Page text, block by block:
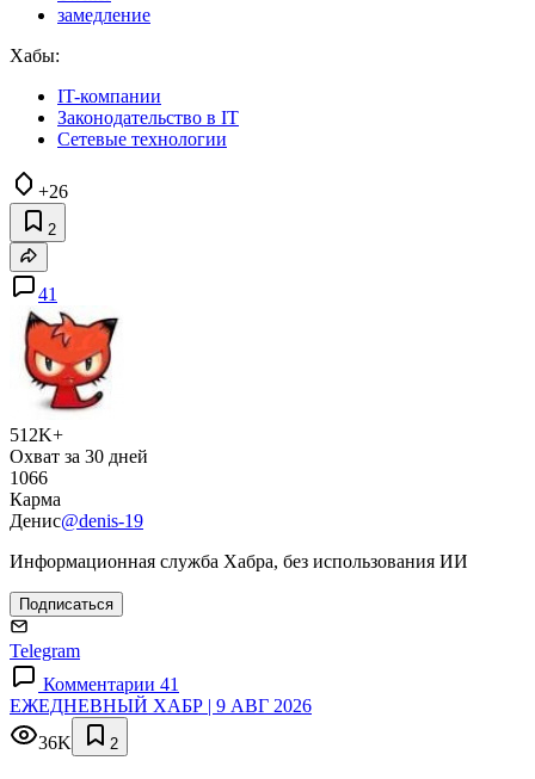
замедление
Хабы:
IT-компании
Законодательство в IT
Сетевые технологии
+26
2
41
512K+
Охват за 30 дней
1066
Карма
Денис@denis-19
Информационная служба Хабра, без использования ИИ
Подписаться
Telegram
Комментарии 41
ЕЖЕДНЕВНЫЙ ХАБР | 9 АВГ 2026
36K
2